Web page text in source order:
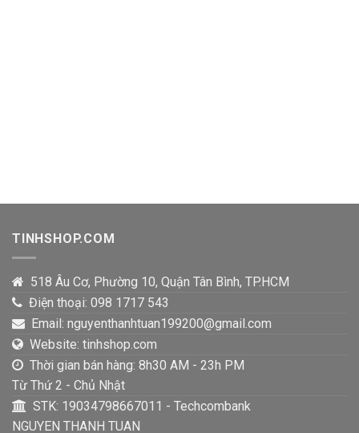
TINHSHOP.COM
518 Âu Cơ, Phường 10, Quận Tân Bình, TP.HCM
Điện thoại: 098 1717 543
Email: nguyenthanhtuan199200@gmail.com
Website: tinhshop.com
Thời gian bán hàng: 8h30 AM - 23h PM
Từ Thứ 2 - Chủ Nhật
STK: 19034798667011 - Techcombank
NGUYEN THANH TUAN